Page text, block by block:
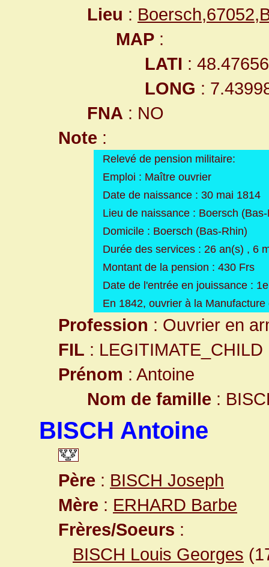
Lieu :
MAP :
LATI :
LONG :
FNA : NO
Note :
Relevé de pension militaire:
Emploi : Maître ouvrier
Date de naissance : 30 mai 1814
Lieu de naissance : Boersch
Domicile : Boersch (Bas-Rhin)
Durée des services : 26 an(s) , 6
Montant de la pension : 430 Frs
Date de l'entrée en jouissance :
En 1842, ouvrier à la
Profession : Ouvrier en
FIL : LEGITIMATE_CHILD
Prénom : Antoine
Nom de famille :
BISCH Antoine
Père : BISCH Joseph
Mère : ERHARD Barbe
Frères/Soeurs :
BISCH Louis Georges